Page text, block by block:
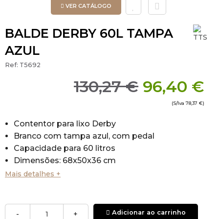
VER CATÁLOGO
BALDE DERBY 60L TAMPA
AZUL
Ref: T5692
130,27 € 96,40 €
(S/Iva 78,37 €)
Contentor para lixo Derby
Branco com tampa azul, com pedal
Capacidade para 60 litros
Dimensões: 68x50x36 cm
Mais detalhes +
- + Adicionar ao carrinho